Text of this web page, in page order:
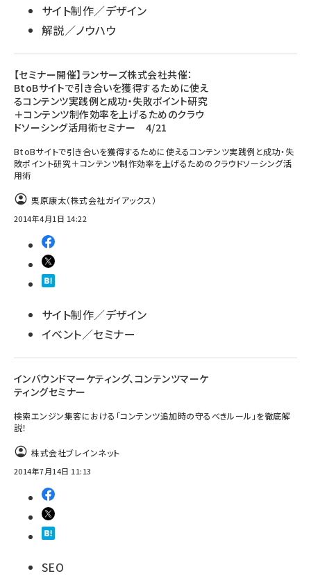
サイト制作／デザイン
解説／ノウハウ
【セミナー開催】ランサーズ株式会社共催：
BtoBサイトで引き合いを獲得するために使え
るコンテンツ実践例と成功・失敗ポイント研究
＋コンテンツ制作効率を上げるためのクラウ
ドソーシング活用術セミナー 4/21
BtoBサイトで引き合いを獲得するために使えるコンテンツ実践例と成功・失
敗ポイント研究＋コンテンツ制作効率を上げるためのクラウドソーシング活
用術
栗原康太（株式会社ガイアックス）
2014年4月1日 14:22
サイト制作／デザイン
イベント／セミナー
インバウンドマーケティング、コンテンツマーケ
ティングセミナー
検索エンジン集客における「コンテンツ追加時の守るべきルール」を徹底解
説！
株式会社ブレインネット
2014年7月14日 11:13
SEO